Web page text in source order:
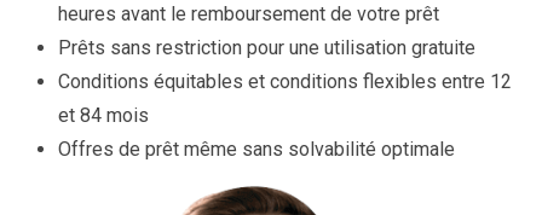
heures avant le remboursement de votre prêt
Prêts sans restriction pour une utilisation gratuite
Conditions équitables et conditions flexibles entre 12
et 84 mois
Offres de prêt même sans solvabilité optimale